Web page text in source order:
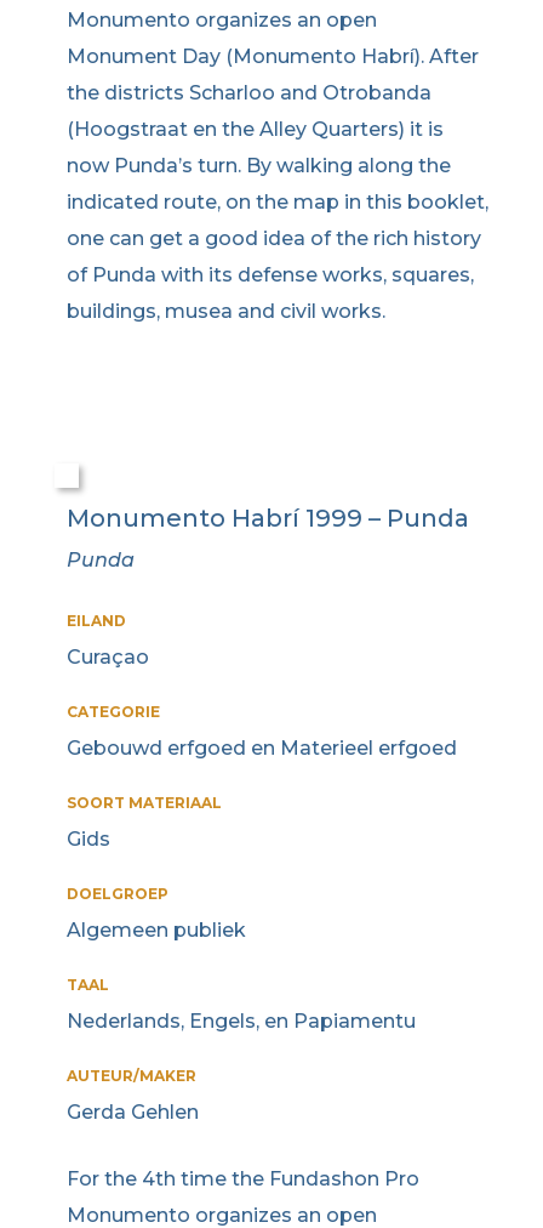
Monumento organizes an open
Monument Day (Monumento Habrí). After
the districts Scharloo and Otrobanda
(Hoogstraat en the Alley Quarters) it is
now Punda’s turn. By walking along the
indicated route, on the map in this booklet,
one can get a good idea of the rich history
of Punda with its defense works, squares,
buildings, musea and civil works.
Monumento Habrí 1999 – Punda
Punda
EILAND
Curaçao
CATEGORIE
Gebouwd erfgoed en Materieel erfgoed
SOORT MATERIAAL
Gids
DOELGROEP
Algemeen publiek
TAAL
Nederlands, Engels, en Papiamentu
AUTEUR/MAKER
Gerda Gehlen
For the 4th time the Fundashon Pro
Monumento organizes an open